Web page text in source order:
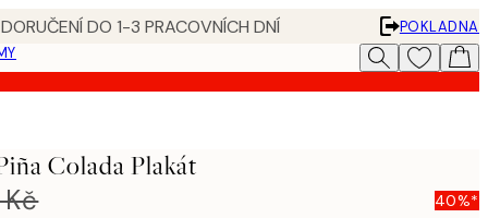
DO 1-3 PRACOVNÍCH DNÍ
POKLADNA
Colada Plakát
40%*